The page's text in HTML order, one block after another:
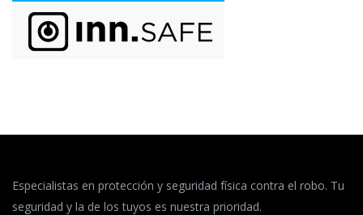
Especialistas en protección y seguridad física contra el robo. Tu
seguridad y la de los tuyos es nuestra prioridad.